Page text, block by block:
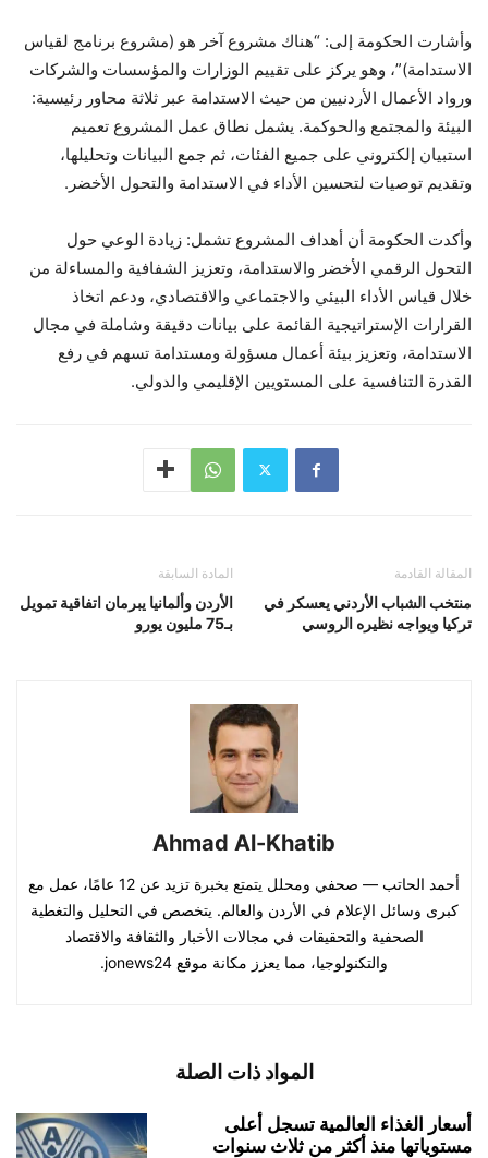
وأشارت الحكومة إلى: “هناك مشروع آخر هو (مشروع برنامج لقياس
الاستدامة)”، وهو يركز على تقييم الوزارات والمؤسسات والشركات
ورواد الأعمال الأردنيين من حيث الاستدامة عبر ثلاثة محاور رئيسية:
البيئة والمجتمع والحوكمة. يشمل نطاق عمل المشروع تعميم
استبيان إلكتروني على جميع الفئات، ثم جمع البيانات وتحليلها،
وتقديم توصيات لتحسين الأداء في الاستدامة والتحول الأخضر.
وأكدت الحكومة أن أهداف المشروع تشمل: زيادة الوعي حول
التحول الرقمي الأخضر والاستدامة، وتعزيز الشفافية والمساءلة من
خلال قياس الأداء البيئي والاجتماعي والاقتصادي، ودعم اتخاذ
القرارات الإستراتيجية القائمة على بيانات دقيقة وشاملة في مجال
الاستدامة، وتعزيز بيئة أعمال مسؤولة ومستدامة تسهم في رفع
القدرة التنافسية على المستويين الإقليمي والدولي.
المادة السابقة
الأردن وألمانيا يبرمان اتفاقية تمويل
بـ75 مليون يورو
المقالة القادمة
منتخب الشباب الأردني يعسكر في
تركيا ويواجه نظيره الروسي
Ahmad Al-Khatib
أحمد الحاتب — صحفي ومحلل يتمتع بخبرة تزيد عن 12 عامًا، عمل مع
كبرى وسائل الإعلام في الأردن والعالم. يتخصص في التحليل والتغطية
الصحفية والتحقيقات في مجالات الأخبار والثقافة والاقتصاد
والتكنولوجيا، مما يعزز مكانة موقع jonews24.
المواد ذات الصلة
أسعار الغذاء العالمية تسجل أعلى
مستوياتها منذ أكثر من ثلاث سنوات